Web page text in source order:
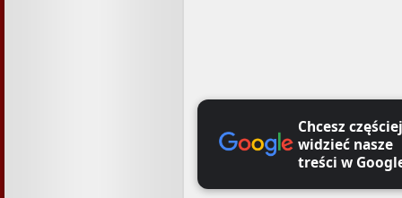
Chcesz częściej
widzieć nasze
treści w